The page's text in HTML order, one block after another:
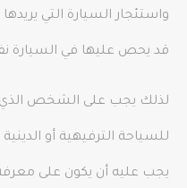
واستئجار السيارة التي
قد يحص عليها في السيارة
لذلك يجب على الشخص الذي
للسياحة الترفيهية أو
يجب عليه أن يكون على